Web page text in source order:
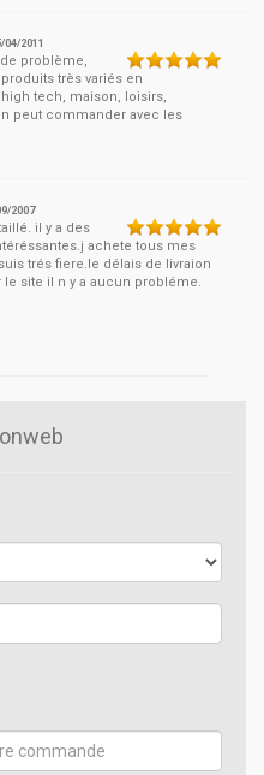
04/2011
problème,
très variés en
tech, maison, loisirs,
peut commander avec les
2007
il y a des
achete tous mes
trés fiere.le délais de livraion
site il n y a aucun probléme.